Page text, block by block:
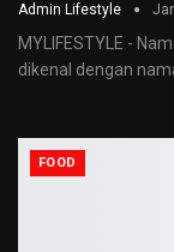
Admin Lifestyle
MYLIFESTYLE -
dikenal dengan
FOOD